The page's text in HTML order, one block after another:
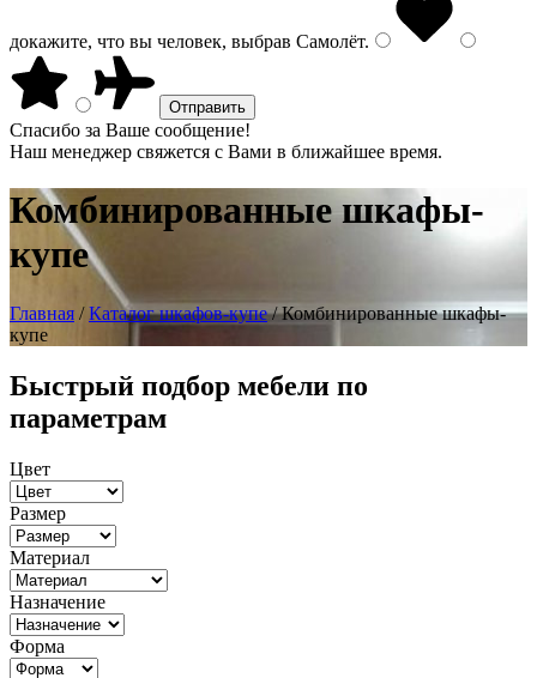
докажите, что вы человек, выбрав Самолёт.
Спасибо за Ваше сообщение!
Наш менеджер свяжется с Вами в ближайшее время.
Комбинированные шкафы-
купе
Главная /Каталог шкафов-купе/ Комбинированные шкафы-
купе
Быстрый подбор мебели по
параметрам
Цвет
Размер
Материал
Назначение
Форма